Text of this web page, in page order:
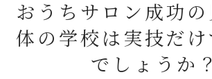
おうちサロン成功
体の学校は実技だけ
でしょうか？